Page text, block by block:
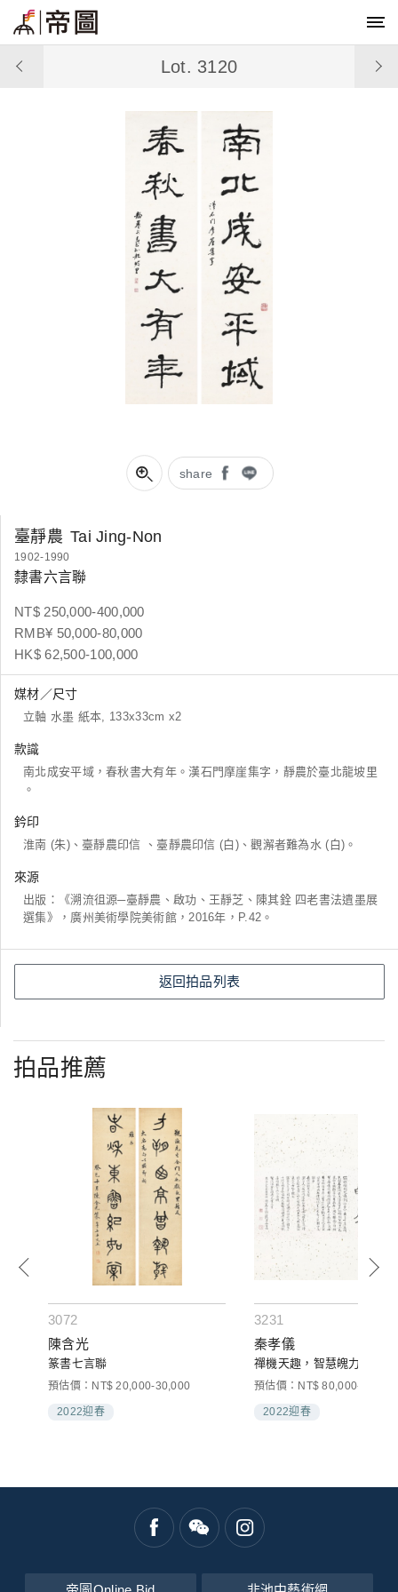
share
Lot. 3120
臺靜農 Tai Jing-Non
1902-1990
隸書六言聯
NT$ 250,000-400,000
RMB¥ 50,000-80,000
HK$ 62,500-100,000
媒材／尺寸
立軸 水墨 紙本, 133x33cm x2
款識
南北成安平域，春秋書大有年。漢石門摩崖集字，靜農於臺北龍坡里
。
鈐印
淮南 (朱)、臺靜農印信 、臺靜農印信 (白)、觀澥者難為水 (白)。
來源
出版：《溯流徂源─臺靜農、啟功、王靜芝、陳其銓 四老書法遺墨展
選集》，廣州美術學院美術館，2016年，P.42。
返回拍品列表
拍品推薦
3072
陳含光
篆書七言聯
預估價：NT$ 20,000-30,000
2022迎春
3231
秦孝儀
禪機天趣，智慧魄力
預估價：NT$ 80,000-
2022迎春